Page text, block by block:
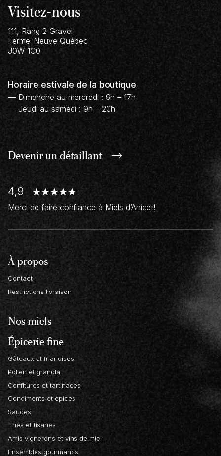
À propos
Contact
Restrictions livraison
Nos miels
Épicerie fine
Gâteaux et friandises
Pollen et granola
Confitures et tartinades
Condiments et épices
Sauces
Thés et tisanes
Amis vignerons et vins de miel
Ensembles gourmands
Visitez-nous
111, Rang 2 Gravel
Ferme-Neuve Québec
J0W 1C0
Horaire estivale de la boutique
— Dimanche au mercredi : 9h – 17h
— Jeudi au samedi : 9h – 20h
Devenir undétaillant
4,9
Merci de faire confiance à Miels d’Anicet!